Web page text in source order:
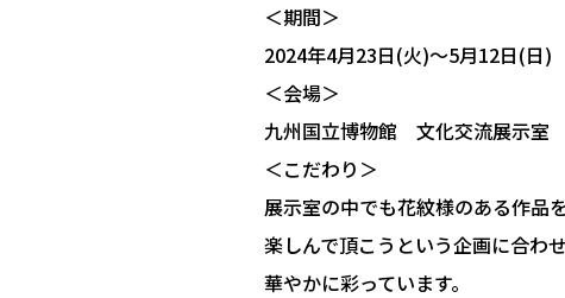
＜期間＞
2024年4月23日(火)〜5月12日(日)
＜会場＞
九州国立博物館 文化交流展示室
＜こだわり＞
展示室の中でも花紋様のある作品
楽しんで頂こうという企画に合わ
華やかに彩っています。